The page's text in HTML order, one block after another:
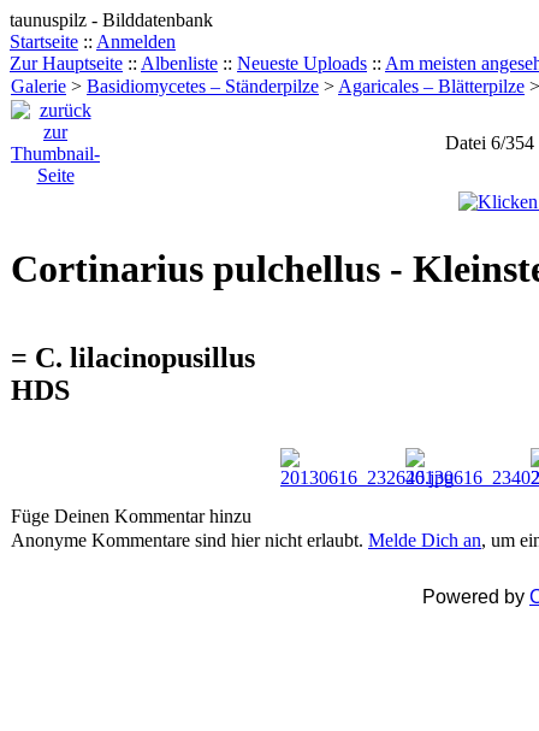
taunuspilz - Bilddatenbank
Startseite :: Anmelden
Zur Hauptseite :: Albenliste :: Neueste Uploads :: Am meisten
Galerie > Basidiomycetes – Ständerpilze > Agaricales – Blätterpilze
Datei 6/354
Cortinarius pulchellus -
= C. lilacinopusillus
HDS
Füge Deinen Kommentar hinzu
Anonyme Kommentare sind hier nicht erlaubt. Melde Dich an, um
Powered by